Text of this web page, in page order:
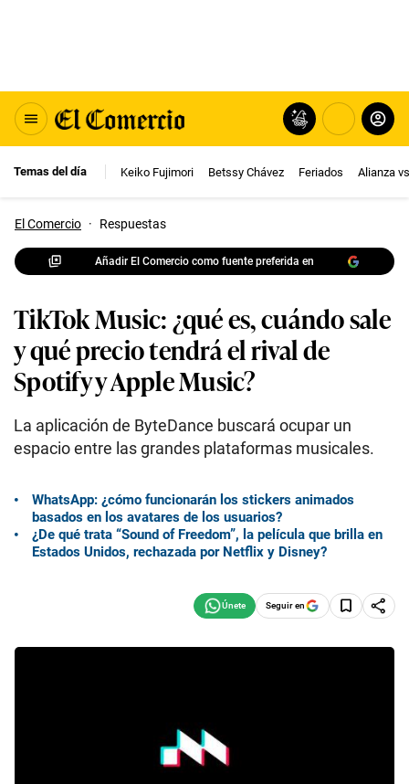
Temas del día Keiko Fujimori Betssy Chávez Feriados Alianza
El Comercio · Respuestas
Añadir El Comercio como fuente preferida en
TikTok Music: ¿qué es, cuándo sale
y qué precio tendrá el rival de
Spotify y Apple Music?
La aplicación de ByteDance buscará ocupar un
espacio entre las grandes plataformas musicales.
WhatsApp: ¿cómo funcionarán los stickers animados
basados en los avatares de los usuarios?
¿De qué trata “Sound of Freedom”, la película que brilla en
Estados Unidos, rechazada por Netflix y Disney?
Seguir en